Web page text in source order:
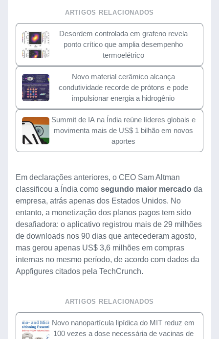
ARTIGOS RELACIONADOS
Desordem controlada em grafeno revela
ponto crítico que amplia desempenho
termoelétrico
Novo material cerâmico alcança
condutividade recorde de prótons e pode
impulsionar energia a hidrogênio
Summit de IA na Índia reúne líderes globais e
movimenta mais de US$ 1 bilhão em novos
aportes
Em declarações anteriores, o CEO Sam Altman
classificou a Índia como segundo maior mercado da
empresa, atrás apenas dos Estados Unidos. No
entanto, a moneti­zação dos planos pagos tem sido
desafiadora: o aplicativo registrou mais de 29 milhões
de downloads nos 90 dias que antecederam agosto,
mas gerou apenas US$ 3,6 milhões em compras
internas no mesmo período, de acordo com dados da
Appfigures citados pela TechCrunch.
ARTIGOS RELACIONADOS
Novo nanopartícula lipídica do MIT reduz em
100 vezes a dose necessária de vacinas de